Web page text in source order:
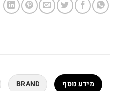
מידע נוסף BRAND